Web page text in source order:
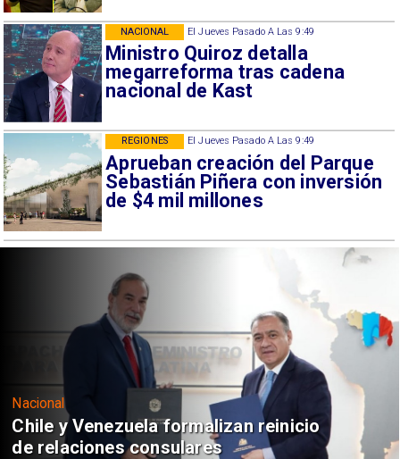
El Jueves Pasado A Las 9:49
Ministro Quiroz detalla
megarreforma tras cadena
nacional de Kast
NACIONAL
El Jueves Pasado A Las 9:49
Aprueban creación del Parque
Sebastián Piñera con inversión
de $4 mil millones
REGIONES
Nacional
Chile y Venezuela formalizan reinicio
de relaciones consulares